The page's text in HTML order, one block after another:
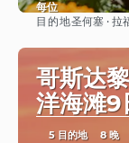
每位
目的地圣何塞 · 拉
哥斯达
洋海滩9
5 目的地 8 晚